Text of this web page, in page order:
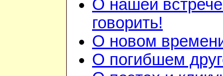
О нашей
говорить!
О новом
О погибшем